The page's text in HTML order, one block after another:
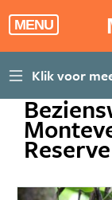
MENU
Reserve